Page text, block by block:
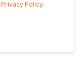
Privacy Policy.